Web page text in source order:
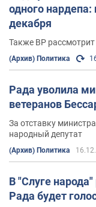
4 марта 2020 года
проголосовала за
пост министра
декабря 2020
отставку.
Министр женат.
Бессараб.
одного
декабря
Также ВР
(Архив) Политика
Рада уволила
ветеранов
За отставку
народный депутат
(Архив) Политика
В "Слуге народа"
Рада будет